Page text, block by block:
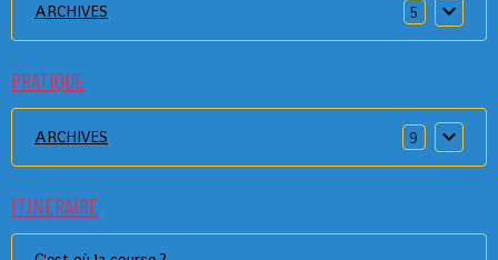
ARCHIVES 5
PRATIQUE
ARCHIVES 9
ITINERAIRE